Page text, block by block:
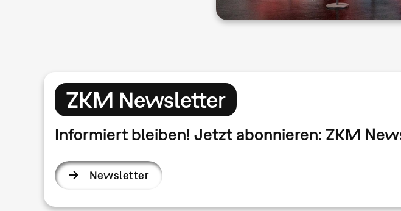
ZKM Newsletter
Informiert bleiben! Jetzt abonnieren: ZKM
Newsletter